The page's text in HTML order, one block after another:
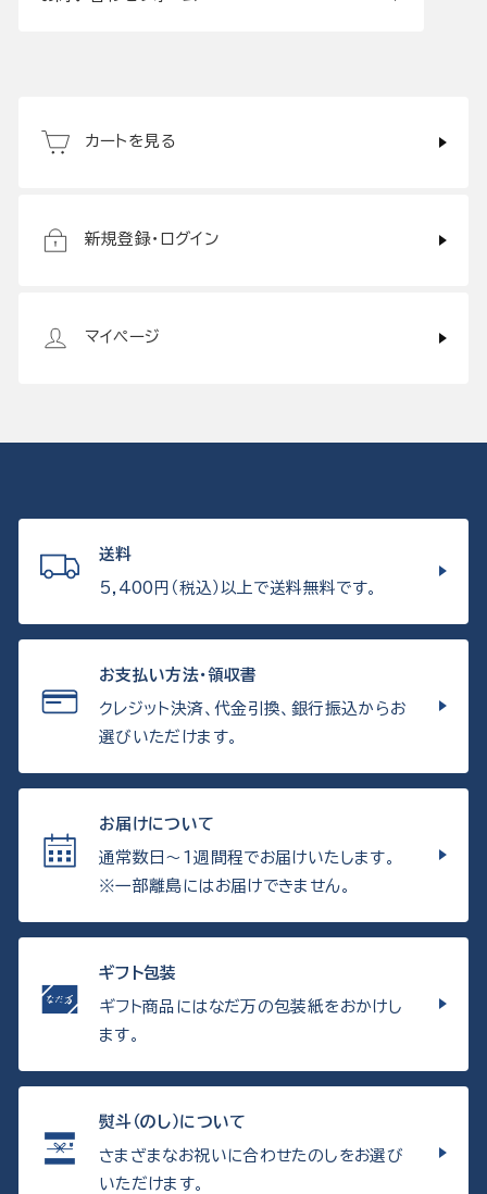
カートを見る
新規登録・ログイン
マイページ
送料
5,400円（税込）以上で送料無料です。
お支払い方法・領収書
クレジット決済、代金引換、銀行振込からお
選びいただけます。
お届けについて
通常数日〜1週間程でお届けいたします。
※一部離島にはお届けできません。
ギフト包装
ギフト商品にはなだ万の包装紙をおかけし
ます。
熨斗（のし）について
さまざまなお祝いに合わせたのしをお選び
いただけます。